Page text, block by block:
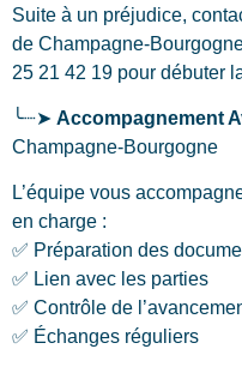
Suite à un préjudice,
de Champagne-
25 21 42 19 pour débuter
╰┈➤ Accompagnement
Champagne-Bourgogne
L’équipe vous
en charge :
✅ Préparation des
✅ Lien avec les parties
✅ Contrôle de
✅ Échanges réguliers